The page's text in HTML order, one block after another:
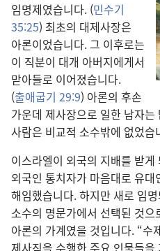
임명제였습니다. (민수기
35:25) 최초의 대제사장은
아론이었습니다. 그 이후로는
이 직분이 대개 아버지에게서
맏아들로 이어졌습니다.
(출애굽기 29:9) 아론의 후손
가운데 제사장으로 일한 남자
사람은 비교적 소수밖에 없었습
이스라엘이 외국의 지배를 받
외국인 통치자가 마음대로 유
해임했습니다. 하지만 새로 임
소수의 명문가에서 선택된 것
아론의 가계였을 것입니다. “수